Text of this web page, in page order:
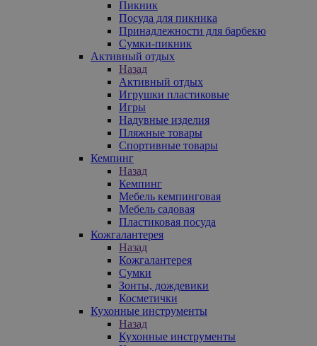
Пикник
Посуда для пикника
Принадлежности для барбекю
Сумки-пикник
Активный отдых
Назад
Активный отдых
Игрушки пластиковые
Игры
Надувные изделия
Пляжные товары
Спортивные товары
Кемпинг
Назад
Кемпинг
Мебель кемпинговая
Мебель садовая
Пластиковая посуда
Кожгалантерея
Назад
Кожгалантерея
Сумки
Зонты, дождевики
Косметички
Кухонные инструменты
Назад
Кухонные инструменты